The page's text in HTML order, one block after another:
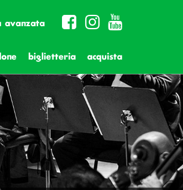
biglietteria acquista